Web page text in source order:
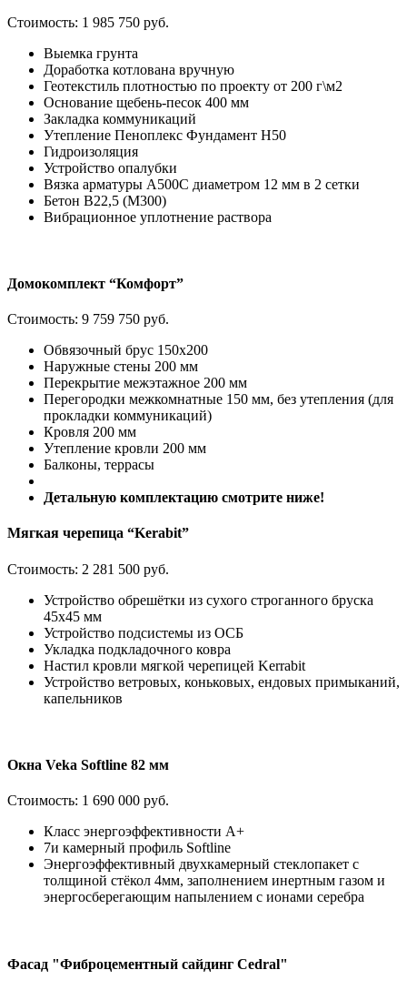
Стоимость: 1 985 750 руб.
Выемка грунта
Доработка котлована вручную
Геотекстиль плотностью по проекту от 200 г\м2
Основание щебень-песок 400 мм
Закладка коммуникаций
Утепление Пеноплекс Фундамент H50
Гидроизоляция
Устройство опалубки
Вязка арматуры А500С диаметром 12 мм в 2 сетки
Бетон В22,5 (М300)
Вибрационное уплотнение раствора
Домокомплект “Комфорт”
Стоимость: 9 759 750 руб.
Обвязочный брус 150х200
Наружные стены 200 мм
Перекрытие межэтажное 200 мм
Перегородки межкомнатные 150 мм, без утепления (для
прокладки коммуникаций)
Кровля 200 мм
Утепление кровли 200 мм
Балконы, террасы
Детальную комплектацию смотрите ниже!
Мягкая черепица “Kerabit”
Стоимость: 2 281 500 руб.
Устройство обрешётки из сухого строганного бруска
45х45 мм
Устройство подсистемы из ОСБ
Укладка подкладочного ковра
Настил кровли мягкой черепицей Kerrabit
Устройство ветровых, коньковых, ендовых примыканий,
капельников
Окна Veka Softline 82 мм
Стоимость: 1 690 000 руб.
Класс энергоэффективности А+
7и камерный профиль Softline
Энергоэффективный двухкамерный стеклопакет с
толщиной стёкол 4мм, заполнением инертным газом и
энергосберегающим напылением с ионами серебра
Фасад "Фиброцементный сайдинг Cedral"